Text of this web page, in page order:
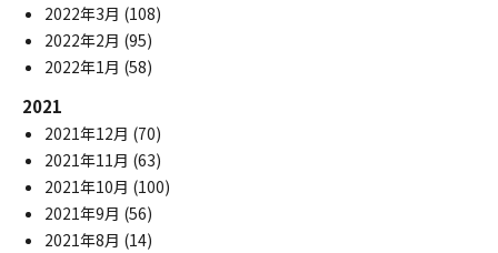
2022年3月 (108)
2022年2月 (95)
2022年1月 (58)
2021
2021年12月 (70)
2021年11月 (63)
2021年10月 (100)
2021年9月 (56)
2021年8月 (14)